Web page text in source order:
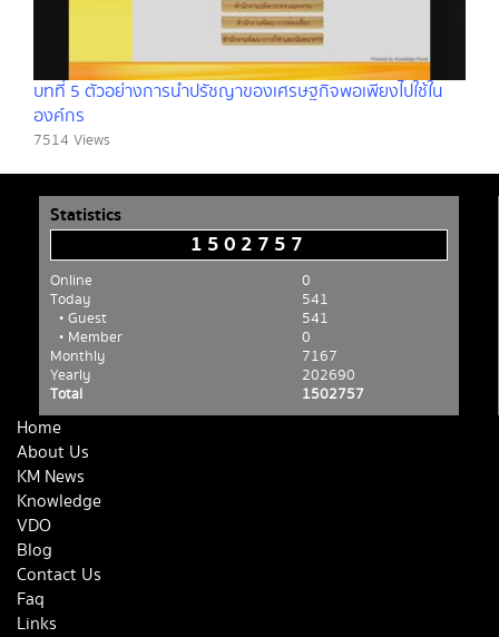
บทที่ 5 ตัวอย่างการนำปรัชญาของเศรษฐกิจพอเพียงไปใช้ใน
องค์กร
7514 Views
Statistics
1502757
Online
0
Today
541
• Guest
541
• Member
0
Monthly
7167
Yearly
202690
Total
1502757
Home
About Us
KM News
Knowledge
VDO
Blog
Contact Us
Faq
Links